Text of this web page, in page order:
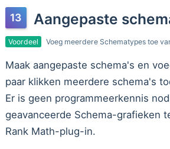
Aangepaste
Voordeel Voeg meerdere Schematypes toe
Maak aangepaste schema's en
paar klikken meerdere schema's
Er is geen programmeerkennis
geavanceerde Schema-grafieken
Rank Math-plug-in.